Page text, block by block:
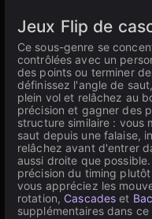
Jeux Flip de
Ce sous-genre se
contrôlées avec un
des points ou terminer
définissez l'angle de
plein vol et relâchez au
précision et gagner des
structure similaire : vous
saut depuis une falaise,
relâchez avant d'entrer
aussi droite que
précision du timing
vous appréciez les
rotation, Cascades et
supplémentaires dans ce